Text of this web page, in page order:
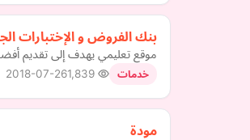
بنك الفروض و الإختبارات
موقع تعليمي يهدف إلى تقديم أفضل
خدمات 2018-07-26
مودة